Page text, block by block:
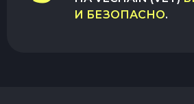
И БЕЗОПАСНО.